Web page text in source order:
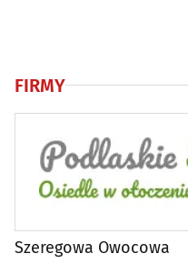
FIRMY
Szeregowa Owocowa